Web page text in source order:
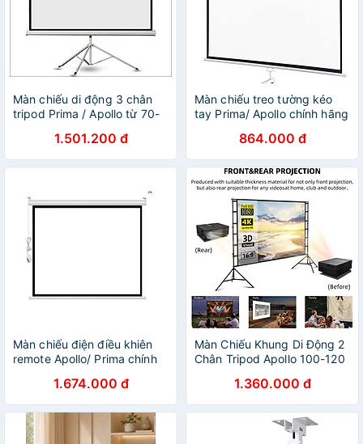
Màn chiếu di động 3 chân
tripod Prima / Apollo từ 70-
dàng di chuyển- Hàng nhập
khẩu
1.501.200 đ
Màn chiếu treo tường kéo
tay Prima/ Apollo chính hãng
inch - Hàng nhập khẩu
864.000 đ
Màn chiếu điện điều khiên
remote Apollo/ Prima chính
300 inch - Hàng nhập khẩu
1.674.000 đ
Màn Chiếu Khung Di Động 2
Chân Tripod Apollo 100-120
Trình chiếu ngoài trời - Hàng
nhập khẩu
1.360.000 đ